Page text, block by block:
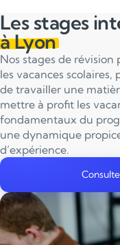
Les stages
à Lyon
Nos stages de révision
les vacances
de travailler une
mettre à profit les
fondamentaux du
une dynamique
d’expérience.